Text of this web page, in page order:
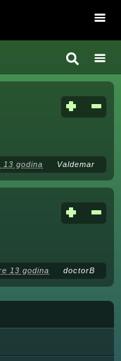
13 godina Valdemar
13 godina doctorB